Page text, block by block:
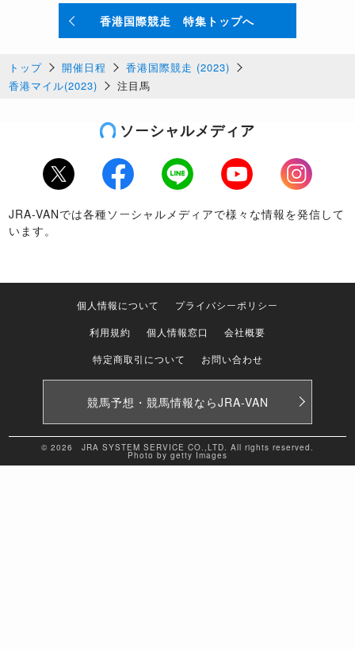
香港国際競走 特集トップへ
トップ 開催日程
香港国際競走 (2023)
香港マイル(2023)
注目馬
ソーシャルメディア
Twitter Facebook LINE Youtube
Instagram
JRA-VANでは各種ソーシャルメディアで様々な情報を発信して
います。
個人情報について
プライバシーポリシー
利用規約
個人情報窓口
会社概要
特定商取引について
お問い合わせ
競馬予想・競馬情報ならJRA-VAN
© 2026 JRA SYSTEM SERVICE CO.,LTD. All rights reserved.
Photo by getty Images